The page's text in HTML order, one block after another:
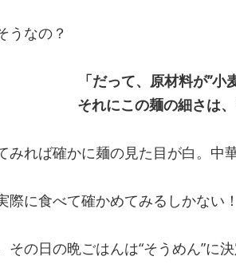
うなの？
「だって、原材料が”小
それにこの麺の細さは
みれば確かに麺の見た目が白。中
際に食べて確かめてみるしかない！
その日の晩ごはんは“そうめん”に決